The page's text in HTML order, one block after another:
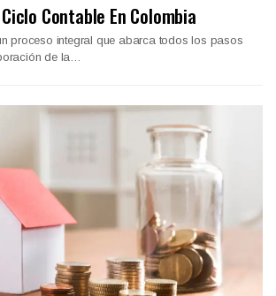
Contable En Colombia
proceso integral que abarca todos los pasos
de la…